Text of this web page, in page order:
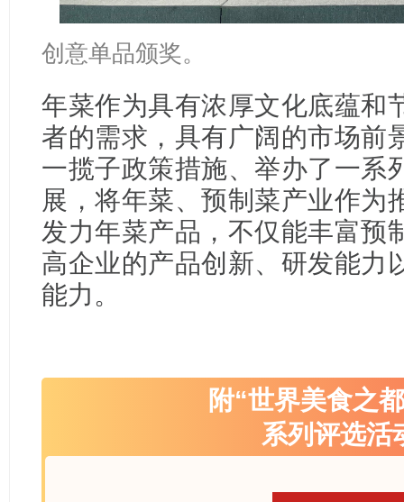
创意单品颁奖。
年菜作为具有浓厚文化底蕴和
者的需求，具有广阔的市场前
一揽子政策措施、举办了一系
展，将年菜、预制菜产业作为
发力年菜产品，不仅能丰富预
高企业的产品创新、研发能力
能力 。
附“世界美食之
系列评选活